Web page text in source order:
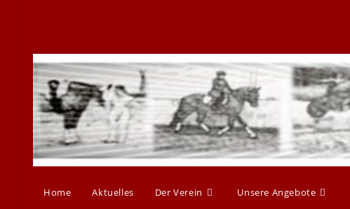
Home Aktuelles Der Verein Unsere Angebote